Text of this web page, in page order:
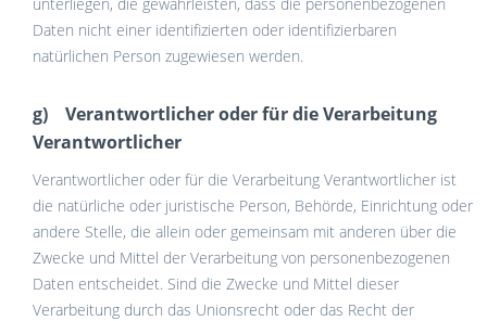
Daten nicht einer identifizierten oder identifizierbaren
natürlichen Person zugewiesen werden.
g) Verantwortlicher oder für die Verarbeitung
Verantwortlicher
Verantwortlicher oder für die Verarbeitung Verantwortlicher ist
die natürliche oder juristische Person, Behörde, Einrichtung oder
andere Stelle, die allein oder gemeinsam mit anderen über die
Zwecke und Mittel der Verarbeitung von personenbezogenen
Daten entscheidet. Sind die Zwecke und Mittel dieser
Verarbeitung durch das Unionsrecht oder das Recht der